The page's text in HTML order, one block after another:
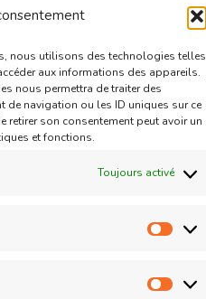
nous utilisons des technologies telles
aux informations des appareils.
nous permettra de traiter des
de navigation ou les ID uniques sur ce
retirer son consentement peut avoir un
et fonctions.
Toujours activé
: Cuisine du Monde. All
Politique de